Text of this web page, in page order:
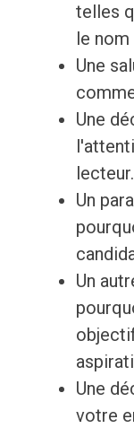
telles
le
Une
Une
lecteur.
Un
Un
Une
votre